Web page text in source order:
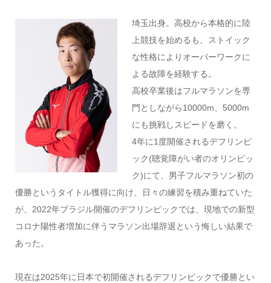
埼玉出身。高校から本格的に陸
上競技を始めるも、 ストイック
な性格によりオーバーワークに
よる故障を経験する。
高校卒業後はフルマラソンを専
門としながら10000m、5000m
にも挑戦しスピードを磨く。
4年に1度開催されるデフリンピ
ック(聴覚障がい者のオリンピッ
ク)にて、男子フルマラソン初の
優勝というタイトル獲得に向け、
日々の練習を積み重ねていた
が、2022年ブラジル開催のデフリ ンピックでは、 現地での新型
コロナ陽性者増加に伴うマラソン出場辞退という悔しい結果で
あった。
現在は2025年に日本で初開催されるデフリンピックで優勝とい